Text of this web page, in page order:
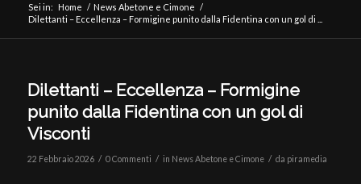
Sei in: Home / News Abetone e Cimone /
Dilettanti – Eccellenza – Formigine punito dalla Fidentina con un gol di ...
Dilettanti – Eccellenza – Formigine
punito dalla Fidentina con un gol di
Visconti
22 Febbraio 2026 / 0 Commenti / in News Abetone e Cimone / da piramedia